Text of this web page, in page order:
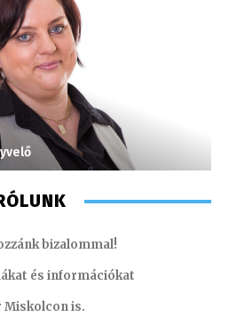
bizalommal!
és információkat
Miskolcon is.